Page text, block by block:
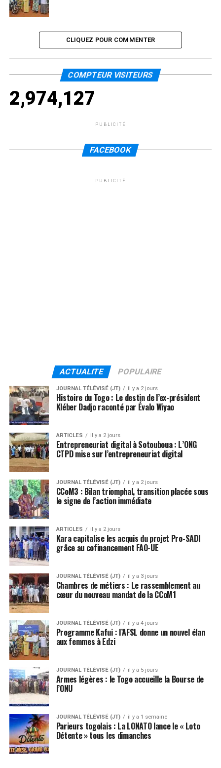
CLIQUEZ POUR COMMENTER
COMPTEUR VISITEURS
2,974,127
PUBLICITÉ
FACEBOOK
PUBLICITÉ
ACTUALITE POPULAIRE
JOURNAL TÉLÉVISÉ (JT) il y a 2 jours
Histoire du Togo : Le destin de l’ex-président
Kléber Dadjo raconté par Évalo Wiyao
ARTICLES il y a 2 jours
Entrepreneuriat digital à Sotouboua : L’ONG
CTPD mise sur l’entrepreneuriat digital
JOURNAL TÉLÉVISÉ (JT) il y a 2 jours
CCoM3 : Bilan triomphal, transition placée sous
le signe de l’action immédiate
ARTICLES il y a 2 jours
Kara capitalise les acquis du projet Pro-SADI
grâce au cofinancement FAO-UE
JOURNAL TÉLÉVISÉ (JT) il y a 3 jours
Chambres de métiers : Le rassemblement au
cœur du nouveau mandat de la CCoM1
JOURNAL TÉLÉVISÉ (JT) il y a 4 jours
Programme Kafui : l’AFSL donne un nouvel élan
aux femmes à Edzi
JOURNAL TÉLÉVISÉ (JT) il y a 5 jours
Armes légères : le Togo accueille la Bourse de
l’ONU
JOURNAL TÉLÉVISÉ (JT) il y a 1 semaine
Parieurs togolais : La LONATO lance le « Loto
Détente » tous les dimanches